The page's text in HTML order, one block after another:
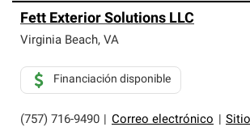
parte de una red exclusiva de
que cumplen con altos estándares y
Fett Exterior Solutions LLC
Virginia Beach, VA
(757) 716-9490 Correo electrónico
Financiación disponible